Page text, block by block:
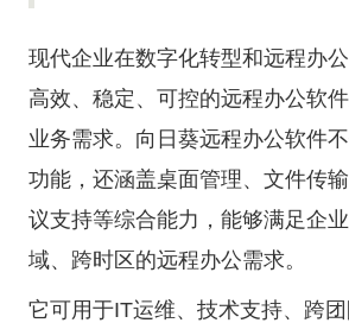
现代企业在数字化转型和远程办
高效、稳定、可控的远程办公软
业务需求。向日葵远程办公软件
功能，还涵盖桌面管理、文件传
议支持等综合能力，能够满足企
域、跨时区的远程办公需求。
它可用于IT运维、技术支持、跨